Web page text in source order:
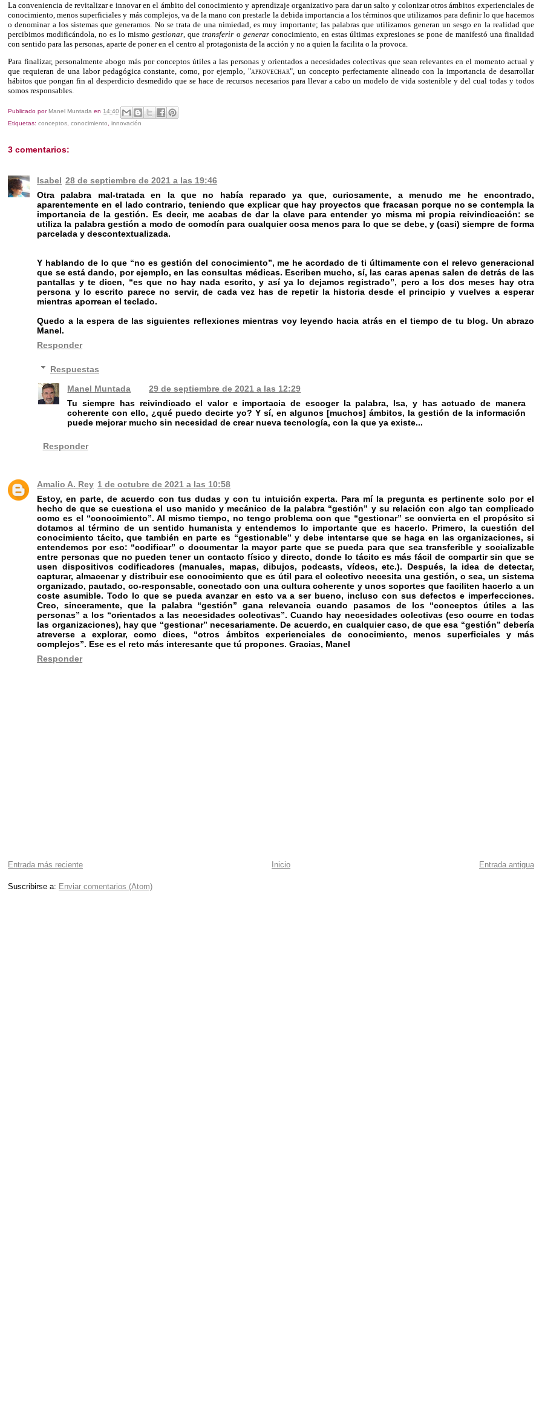
La conveniencia de revitalizar e innovar en el ámbito del conocimiento y aprendizaje organizativo para dar un salto y colonizar otros ámbitos experienciales de
conocimiento, menos superficiales y más complejos, va de la mano con prestarle la debida importancia a los términos que utilizamos para definir lo que hacemos
o denominar a los sistemas que generamos. No se trata de una nimiedad, es muy importante; las palabras que utilizamos generan un sesgo en la realidad que
percibimos modificándola, no es lo mismogestionar, quetransferir o generar conocimiento, en estas últimas expresiones se pone de manifestó una finalidad
con sentido para las personas, aparte de poner en el centro al protagonista de la acción y no a quien la facilita o la provoca.
Para finalizar, personalmente abogo más por conceptos útiles a las personas y orientados a necesidades colectivas que sean relevantes en el momento actual y
que requieran de una labor pedagógica constante, como, por ejemplo,"aprovechar", un concepto perfectamente alineado con la importancia de desarrollar
hábitos que pongan fin al desperdicio desmedido que se hace de recursos necesarios para llevar a cabo un modelo de vida sostenible y del cual todas y todos
somos responsables.
Publicado por Manel Muntada en 14:40
Etiquetas:conceptos ,conocimiento ,innovación
3 comentarios:
Isabel 28 de septiembre de 2021 a las 19:46
Otra palabra mal-tratada en la que no había reparado ya que, curiosamente, a menudo me he encontrado,
aparentemente en el lado contrario, teniendo que explicar que hay proyectos que fracasan porque no se contempla la
importancia de la gestión. Es decir, me acabas de dar la clave para entender yo misma mi propia reivindicación: se
utiliza la palabra gestión a modo de comodín para cualquier cosa menos para lo que se debe, y (casi) siempre de forma
parcelada y descontextualizada.
Y hablando de lo que “no es gestión del conocimiento”, me he acordado de ti últimamente con el relevo generacional
que se está dando, por ejemplo, en las consultas médicas. Escriben mucho, sí, las caras apenas salen de detrás de las
pantallas y te dicen, “es que no hay nada escrito, y así ya lo dejamos registrado”, pero a los dos meses hay otra
persona y lo escrito parece no servir, de cada vez has de repetir la historia desde el principio y vuelves a esperar
mientras aporrean el teclado.
Quedo a la espera de las siguientes reflexiones mientras voy leyendo hacia atrás en el tiempo de tu blog. Un abrazo
Manel.
Responder
Respuestas
Manel Muntada
29 de septiembre de 2021 a las 12:29
Tu siempre has reivindicado el valor e importacia de escoger la palabra, Isa, y has actuado de manera
coherente con ello, ¿qué puedo decirte yo? Y sí, en algunos [muchos] ámbitos, la gestión de la información
puede mejorar mucho sin necesidad de crear nueva tecnología, con la que ya existe...
Responder
Amalio A. Rey 1 de octubre de 2021 a las 10:58
Estoy, en parte, de acuerdo con tus dudas y con tu intuición experta. Para mí la pregunta es pertinente solo por el
hecho de que se cuestiona el uso manido y mecánico de la palabra “gestión” y su relación con algo tan complicado
como es el “conocimiento”. Al mismo tiempo, no tengo problema con que “gestionar” se convierta en el propósito si
dotamos al término de un sentido humanista y entendemos lo importante que es hacerlo. Primero, la cuestión del
conocimiento tácito, que también en parte es “gestionable” y debe intentarse que se haga en las organizaciones, si
entendemos por eso: “codificar” o documentar la mayor parte que se pueda para que sea transferible y socializable
entre personas que no pueden tener un contacto físico y directo, donde lo tácito es más fácil de compartir sin que se
usen dispositivos codificadores (manuales, mapas, dibujos, podcasts, vídeos, etc.). Después, la idea de detectar,
capturar, almacenar y distribuir ese conocimiento que es útil para el colectivo necesita una gestión, o sea, un sistema
organizado, pautado, co-responsable, conectado con una cultura coherente y unos soportes que faciliten hacerlo a un
coste asumible. Todo lo que se pueda avanzar en esto va a ser bueno, incluso con sus defectos e imperfecciones.
Creo, sinceramente, que la palabra “gestión” gana relevancia cuando pasamos de los “conceptos útiles a las
personas” a los “orientados a las necesidades colectivas”. Cuando hay necesidades colectivas (eso ocurre en todas
las organizaciones), hay que “gestionar” necesariamente. De acuerdo, en cualquier caso, de que esa “gestión” debería
atreverse a explorar, como dices, “otros ámbitos experienciales de conocimiento, menos superficiales y más
complejos”. Ese es el reto más interesante que tú propones. Gracias, Manel
Responder
Entrada más reciente Entrada antigua
Inicio
Suscribirse a: Enviar comentarios (Atom)